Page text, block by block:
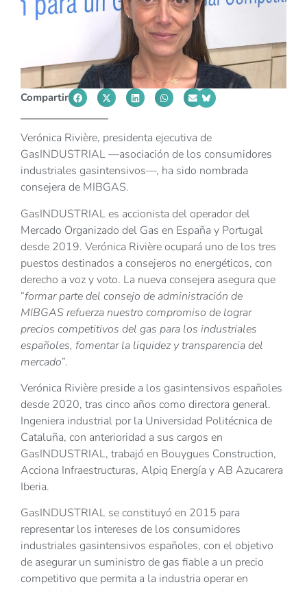
Compartir
Verónica Rivière, presidenta ejecutiva de
GasINDUSTRIAL —asociación de los consumidores
industriales gasintensivos—, ha sido nombrada
consejera de MIBGAS.
GasINDUSTRIAL es accionista del operador del
Mercado Organizado del Gas en España y Portugal
desde 2019. Verónica Rivière ocupará uno de los tres
puestos destinados a consejeros no energéticos, con
derecho a voz y voto. La nueva consejera asegura que
“formar parte del consejo de administración de
MIBGASrefuerzanuestro compromiso de lograr
precios competitivos del gas para los industriales
españoles, fomentar la liquidez y transparencia del
mercado”.
Verónica Rivière preside a los gasintensivos españoles
desde 2020, tras cinco años como directora general.
Ingeniera industrial por la Universidad Politécnica de
Cataluña, con anterioridad a sus cargos en
GasINDUSTRIAL, trabajó en Bouygues Construction,
Acciona Infraestructuras, Alpiq Energía y AB Azucarera
Iberia.
GasINDUSTRIAL se constituyó en 2015 para
representar los intereses de los consumidores
industriales gasintensivos españoles, con el objetivo
de asegurar un suministro de gas fiable a un precio
competitivo que permita a la industria operar en